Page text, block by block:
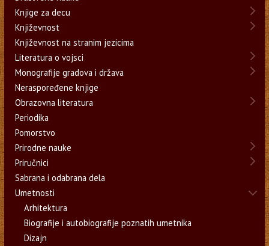
Knjige za decu
Književnost
Književnost na stranim jezicima
Literatura o vojsci
Monografije gradova i država
Neraspoređene knjige
Obrazovna literatura
Periodika
Pomorstvo
Prirodne nauke
Priručnici
Sabrana i odabrana dela
Umetnosti
Arhitektura
Biografije i autobiografije poznatih umetnika
Dizajn